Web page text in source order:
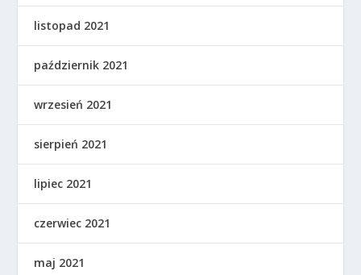
listopad 2021
październik 2021
wrzesień 2021
sierpień 2021
lipiec 2021
czerwiec 2021
maj 2021